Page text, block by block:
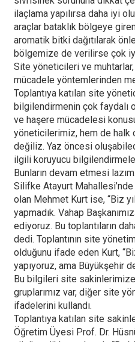
ilaçlama yapılırsa daha iyi
araçlar bataklık bölgeye
aromatik bitki dağıtılarak
bölgemize de verilirse çok
Site yöneticileri ve
mücadele yöntemlerinden
Toplantıya katılan site
bilgilendirmenin çok faydalı
ve haşere mücadelesi
yöneticilerimiz, hem de halk
değiliz. Yaz öncesi
ilgili koruyucu
Bunların devam etmesi
Silifke Atayurt
olan Mehmet Kurt ise, “Biz
yapmadık. Vahap
ediyoruz. Bu toplantıların
dedi. Toplantının site
olduğunu ifade eden Kurt,
yapıyoruz, ama Büyükşehir
Bu bilgileri site
gruplarımız var, diğer site
ifadelerini kullandı.
Toplantıya katılan site
Öğretim Üyesi Prof. Dr.